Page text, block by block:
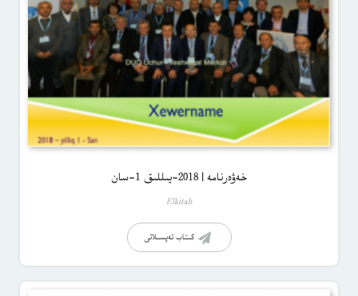
خەۋەرنامە | 2018-يىللىق 1-سان
Elkitab
كىتاب تەپسىلاتى